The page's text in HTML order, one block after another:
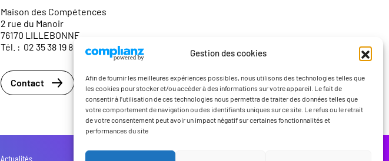
Gestion des cookies
Afin de fournir les meilleures expériences possibles, nous utilisons des technologies telles que
les cookies pour stocker et/ou accéder à des informations sur votre appareil. Le fait de
consentir à l’utilisation de ces technologies nous permettra de traiter des données telles que
votre comportement de navigation ou des identifiants uniques sur ce site. Le refus ou le retrait
de votre consentement peut avoir un impact négatif sur certaines fonctionnalités et
performances du site
Maison des Compétences
2 rue du Manoir
76170 LILLEBONNE
Tél. : 02 35 38 19 89
Contact
Actualités